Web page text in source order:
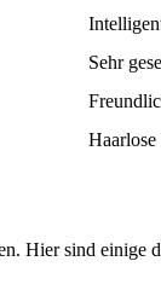
Sehr
Hier sind einige